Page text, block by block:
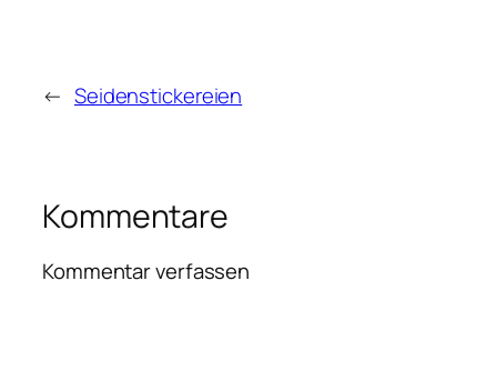
← Seidenstickereien
Kommentare
Kommentar verfassen